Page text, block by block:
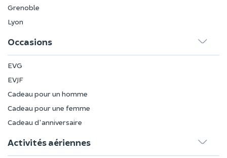
Grenoble
Lyon
Occasions
EVG
EVJF
Cadeau pour un homme
Cadeau pour une femme
Cadeau d'anniversaire
Activités aériennes